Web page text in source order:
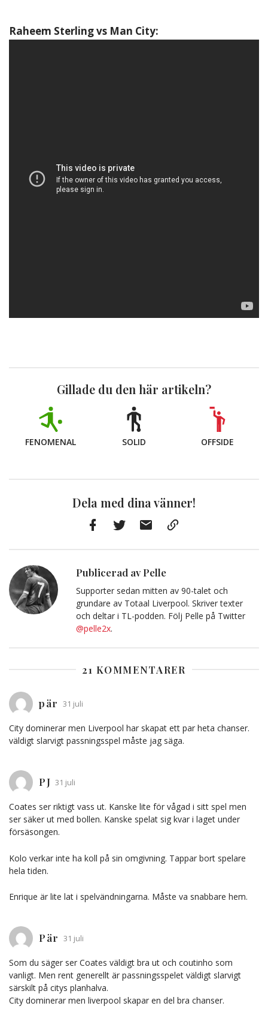
Raheem Sterling vs Man City:
Gillade du den här artikeln?
FENOMENAL SOLID OFFSIDE
Dela med dina vänner!
Publicerad av Pelle
Supporter sedan mitten av 90-talet och
grundare av Totaal Liverpool. Skriver texter
och deltar i TL-podden. Följ Pelle på Twitter
@pelle2x.
21 KOMMENTARER
pär 31 juli
City dominerar men Liverpool har skapat ett par heta chanser.
väldigt slarvigt passningsspel måste jag säga.
PJ 31 juli
Coates ser riktigt vass ut. Kanske lite för vågad i sitt spel men
ser säker ut med bollen. Kanske spelat sig kvar i laget under
försäsongen.
Kolo verkar inte ha koll på sin omgivning. Tappar bort spelare
hela tiden.
Enrique är lite lat i spelvändningarna. Måste va snabbare hem.
Pär 31 juli
Som du säger ser Coates väldigt bra ut och coutinho som
vanligt. Men rent generellt är passningsspelet väldigt slarvigt
särskilt på citys planhalva.
City dominerar men liverpool skapar en del bra chanser.